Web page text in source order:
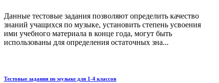
Данные тестовые задания позволяют определить качество
знаний учащихся по музыке, установить степень усвоения
ими учебного материала в конце года, могут быть
использованы для определения остаточных зна...
Тестовые задания по музыке для 1-4 классов